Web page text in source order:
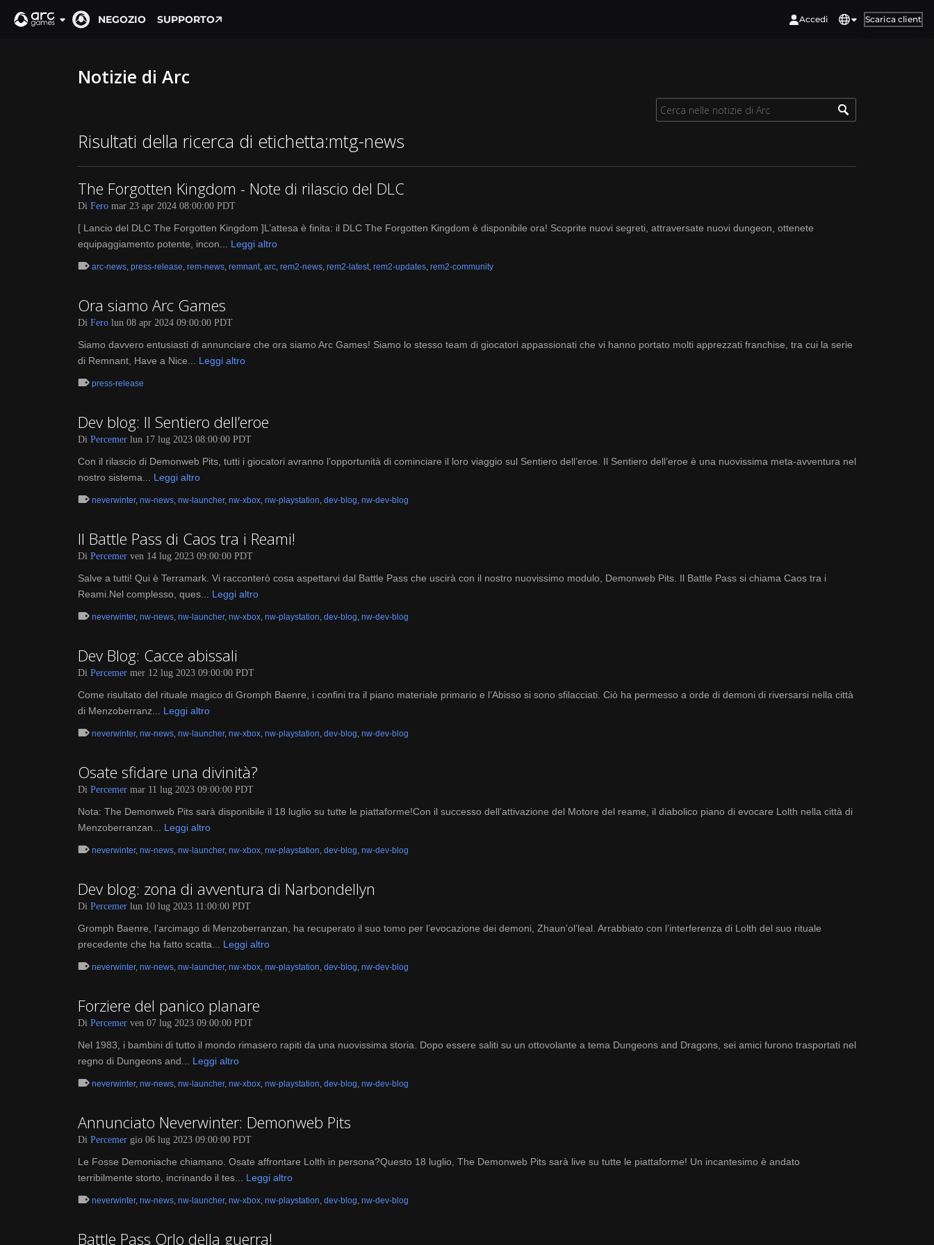
NEGOZIO SUPPORTO Accedi Scarica client
Notizie di Arc
Risultati della ricerca di etichetta:mtg-news
The Forgotten Kingdom - Note di rilascio del DLC
Di Fero mar 23 apr 2024 08:00:00 PDT
[ Lancio del DLC The Forgotten Kingdom ]L’attesa è finita: il DLC The Forgotten Kingdom è disponibile ora! Scoprite nuovi segreti, attraversate nuovi dungeon, ottenete
equipaggiamento potente, incon... Leggi altro
arc-news, press-release, rem-news, remnant, arc, rem2-news, rem2-latest, rem2-updates, rem2-community
Ora siamo Arc Games
Di Fero lun 08 apr 2024 09:00:00 PDT
Siamo davvero entusiasti di annunciare che ora siamo Arc Games! Siamo lo stesso team di giocatori appassionati che vi hanno portato molti apprezzati franchise, tra cui la serie
di Remnant, Have a Nice... Leggi altro
press-release
Dev blog: Il Sentiero dell’eroe
Di Percemer lun 17 lug 2023 08:00:00 PDT
Con il rilascio di Demonweb Pits, tutti i giocatori avranno l’opportunità di cominciare il loro viaggio sul Sentiero dell’eroe. Il Sentiero dell’eroe è una nuovissima meta-avventura nel
nostro sistema... Leggi altro
neverwinter, nw-news, nw-launcher, nw-xbox, nw-playstation, dev-blog, nw-dev-blog
Il Battle Pass di Caos tra i Reami!
Di Percemer ven 14 lug 2023 09:00:00 PDT
Salve a tutti! Qui è Terramark. Vi racconterò cosa aspettarvi dal Battle Pass che uscirà con il nostro nuovissimo modulo, Demonweb Pits. Il Battle Pass si chiama Caos tra i
Reami.Nel complesso, ques... Leggi altro
neverwinter, nw-news, nw-launcher, nw-xbox, nw-playstation, dev-blog, nw-dev-blog
Dev Blog: Cacce abissali
Di Percemer mer 12 lug 2023 09:00:00 PDT
Come risultato del rituale magico di Gromph Baenre, i confini tra il piano materiale primario e l’Abisso si sono sfilacciati. Ciò ha permesso a orde di demoni di riversarsi nella città
di Menzoberranz... Leggi altro
neverwinter, nw-news, nw-launcher, nw-xbox, nw-playstation, dev-blog, nw-dev-blog
Osate sfidare una divinità?
Di Percemer mar 11 lug 2023 09:00:00 PDT
Nota: The Demonweb Pits sarà disponibile il 18 luglio su tutte le piattaforme!Con il successo dell’attivazione del Motore del reame, il diabolico piano di evocare Lolth nella città di
Menzoberranzan... Leggi altro
neverwinter, nw-news, nw-launcher, nw-xbox, nw-playstation, dev-blog, nw-dev-blog
Dev blog: zona di avventura di Narbondellyn
Di Percemer lun 10 lug 2023 11:00:00 PDT
Gromph Baenre, l’arcimago di Menzoberranzan, ha recuperato il suo tomo per l’evocazione dei demoni, Zhaun’ol’leal. Arrabbiato con l’interferenza di Lolth del suo rituale
precedente che ha fatto scatta... Leggi altro
neverwinter, nw-news, nw-launcher, nw-xbox, nw-playstation, dev-blog, nw-dev-blog
Forziere del panico planare
Di Percemer ven 07 lug 2023 09:00:00 PDT
Nel 1983, i bambini di tutto il mondo rimasero rapiti da una nuovissima storia. Dopo essere saliti su un ottovolante a tema Dungeons and Dragons, sei amici furono trasportati nel
regno di Dungeons and... Leggi altro
neverwinter, nw-news, nw-launcher, nw-xbox, nw-playstation, dev-blog, nw-dev-blog
Annunciato Neverwinter: Demonweb Pits
Di Percemer gio 06 lug 2023 09:00:00 PDT
Le Fosse Demoniache chiamano. Osate affrontare Lolth in persona?Questo 18 luglio, The Demonweb Pits sarà live su tutte le piattaforme! Un incantesimo è andato
terribilmente storto, incrinando il tes... Leggi altro
neverwinter, nw-news, nw-launcher, nw-xbox, nw-playstation, dev-blog, nw-dev-blog
Battle Pass Orlo della guerra!